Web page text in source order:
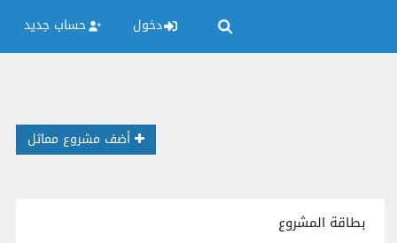
دخول حساب جديد
أضف مشروع مماثل
بطاقة المشروع